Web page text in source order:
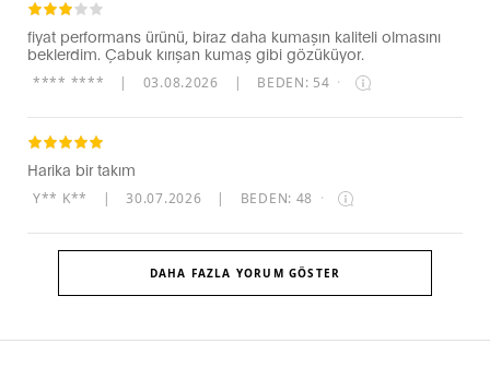
fiyat performans ürünü, biraz daha kumaşın kaliteli olmasını
beklerdim. Çabuk kırışan kumaş gibi gözüküyor.
**** **** | 03.08.2026 | BEDEN: 54 ·
Harika bir takım
Y** K** | 30.07.2026 | BEDEN: 48 ·
DAHA FAZLA YORUM GÖSTER